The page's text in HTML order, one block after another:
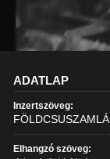
ADATLAP
Inzertszöveg:
Elhangzó szöveg: